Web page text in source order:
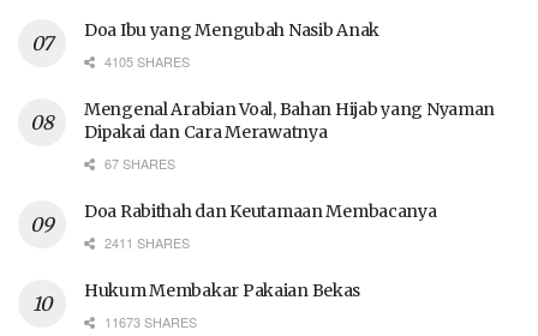
Doa Ibu yang Mengubah Nasib Anak
4105 SHARES
Mengenal Arabian Voal, Bahan Hijab yang Nyaman
Dipakai dan Cara Merawatnya
67 SHARES
Doa Rabithah dan Keutamaan Membacanya
2411 SHARES
Hukum Membakar Pakaian Bekas
11673 SHARES